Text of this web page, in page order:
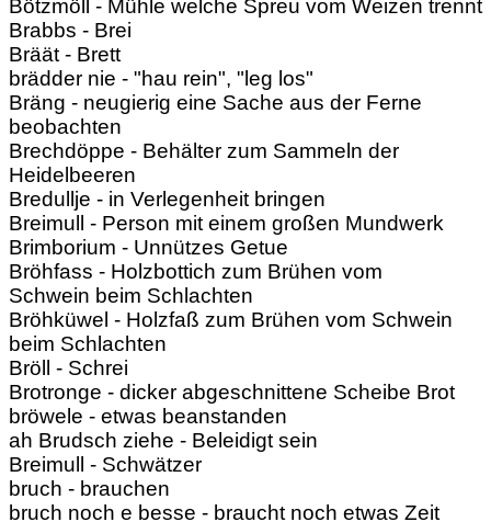
Bötzmöll - Mühle welche Spreu vom Weizen trennt
Brabbs - Brei
Bräät - Brett
brädder nie - "hau rein", "leg los"
Bräng - neugierig eine Sache aus der Ferne
beobachten
Brechdöppe - Behälter zum Sammeln der
Heidelbeeren
Bredullje - in Verlegenheit bringen
Breimull - Person mit einem großen Mundwerk
Brimborium - Unnützes Getue
Bröhfass - Holzbottich zum Brühen vom
Schwein beim Schlachten
Bröhküwel - Holzfaß zum Brühen vom Schwein
beim Schlachten
Bröll - Schrei
Brotronge - dicker abgeschnittene Scheibe Brot
bröwele - etwas beanstanden
ah Brudsch ziehe - Beleidigt sein
Breimull - Schwätzer
bruch - brauchen
bruch noch e besse - braucht noch etwas Zeit